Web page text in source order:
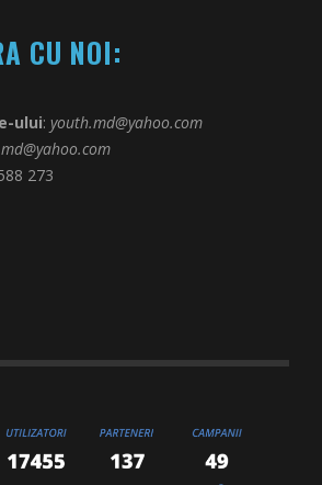
CU NOI:
ului: youth.md@yahoo.com
273